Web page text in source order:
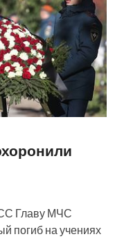
Главу МЧС
погиб на учениях